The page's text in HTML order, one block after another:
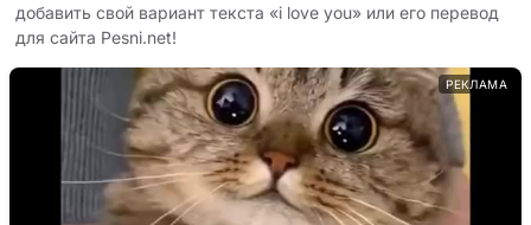
добавить свой вариант текста «i love you» или его перевод
для сайта Pesni.net!
РЕКЛАМА